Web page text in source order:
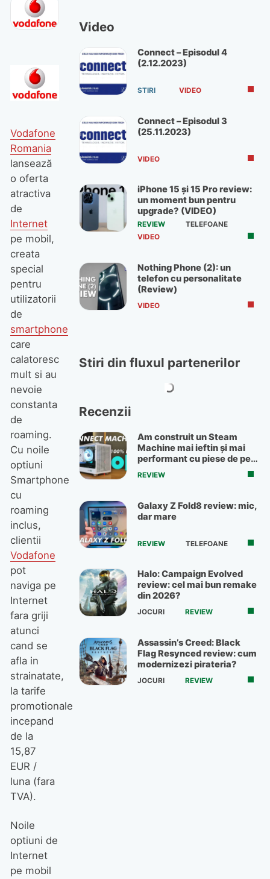
Vodafone
Romania
lansează
o oferta
atractiva
de
Internet
pe mobil,
creata
special
pentru
utilizatorii
de
smartphone
care
calatoresc
mult si au
nevoie
constanta
de
roaming.
Cu noile
optiuni
Smartphone
cu
roaming
inclus,
clientii
Vodafone
pot
naviga pe
Internet
fara griji
atunci
cand se
afla in
strainatate,
la tarife
promotionale
incepand
de la
15,87
EUR /
luna (fara
TVA).
Noile
optiuni de
Internet
pe mobil
Video
Connect – Episodul 4
(2.12.2023)
STIRI VIDEO
Connect – Episodul 3
(25.11.2023)
VIDEO
iPhone 15 și 15 Pro review:
un moment bun pentru
upgrade? (VIDEO)
REVIEW
TELEFOANE
VIDEO
Nothing Phone (2): un
telefon cu personalitate
(Review)
VIDEO
Stiri din fluxul partenerilor
Recenzii
Am construit un Steam
Machine mai ieftin și mai
performant cu piese de pe
OLX
REVIEW
Galaxy Z Fold8 review: mic,
dar mare
REVIEW TELEFOANE
Halo: Campaign Evolved
review: cel mai bun remake
din 2026?
JOCURI REVIEW
Assassin’s Creed: Black
Flag Resynced review: cum
modernizezi pirateria?
JOCURI REVIEW